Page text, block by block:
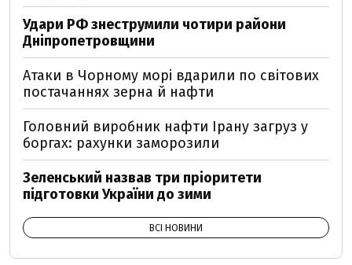
Удари РФ знеструмили чотири райони
Дніпропетровщини
Атаки в Чорному морі вдарили по світових
постачаннях зерна й нафти
Головний виробник нафти Ірану загруз у
боргах: рахунки заморозили
Зеленський назвав три пріоритети
підготовки України до зими
ВСІ НОВИНИ